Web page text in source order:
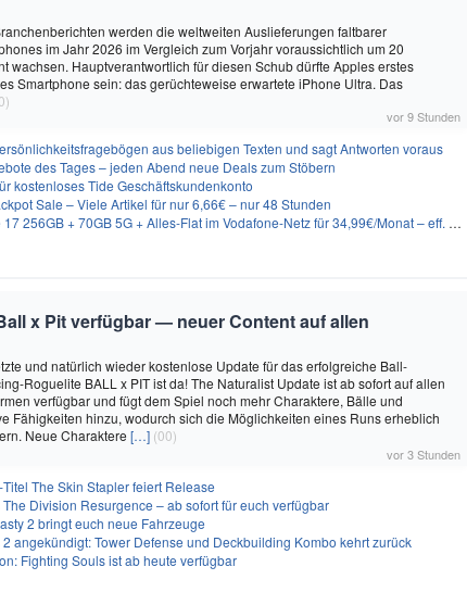
werden die weltweiten Auslieferungen faltbarer
im Jahr 2026 im Vergleich zum Vorjahr voraussichtlich um 20
wachsen. Hauptverantwortlich für diesen Schub dürfte Apples erstes
Smartphone sein: das gerüchteweise erwartete iPhone Ultra. Das
vor 9 Stunden
aus beliebigen Texten und sagt Antworten voraus
des Tages – jeden Abend neue Deals zum Stöbern
kostenloses Tide Geschäftskundenkonto
Sale – Viele Artikel für nur 6,66€ – nur 48 Stunden
256GB + 70GB 5G + Alles-Flat im Vodafone-Netz für 34,99€/Monat – eff. 4,65€/Monat
x Pit verfügbar — neuer Content auf allen
und natürlich wieder kostenlose Update für das erfolgreiche Ball-
Roguelite BALL x PIT ist da! The Naturalist Update ist ab sofort auf allen
verfügbar und fügt dem Spiel noch mehr Charaktere, Bälle und
Fähigkeiten hinzu, wodurch sich die Möglichkeiten eines Runs erheblich
Neue Charaktere […] (00)
vor 3 Stunden
The Skin Stapler feiert Release
The Division Resurgence – ab sofort für euch verfügbar
2 bringt euch neue Fahrzeuge
2 angekündigt: Tower Defense und Deckbuilding Kombo kehrt zurück
Fighting Souls ist ab heute verfügbar